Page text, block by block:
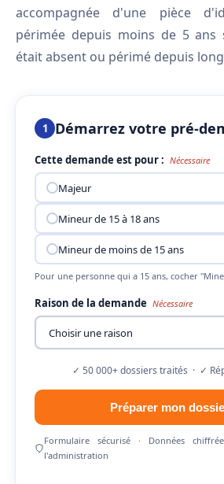
accompagnée d'une pièce
périmée depuis moins de 5 ans
était absent ou périmé depuis
1 Démarrez votre pré-
Cette demande est pour : Nécessaire
Majeur
Mineur de 15 à 18 ans
Mineur de moins de 15 ans
Pour une personne qui a 15 ans, cocher
Raison de la demande Nécessaire
✓ 50 000+ dossiers traités · ✓
Préparer mon
Formulaire sécurisé · Données
l'administration